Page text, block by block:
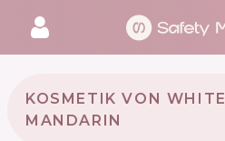
KOSMETIK VON WHITE
MANDARIN 🇺🇦